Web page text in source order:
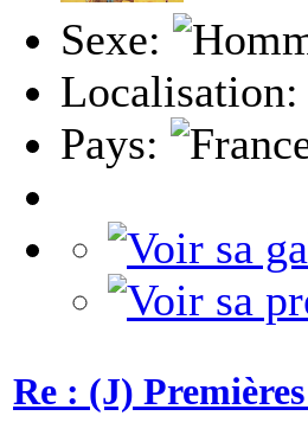
Sexe:
Pays:
Re : (J)